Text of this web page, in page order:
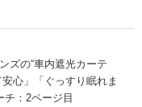
ズの“車内遮光カーテ
心」「ぐっすり眠れま
チ：2ページ目